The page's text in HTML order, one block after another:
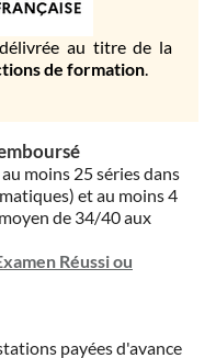
au titre de la
de formation.
moins 25 séries dans
et au moins 4
de 34/40 aux
Réussi ou
payées d'avance